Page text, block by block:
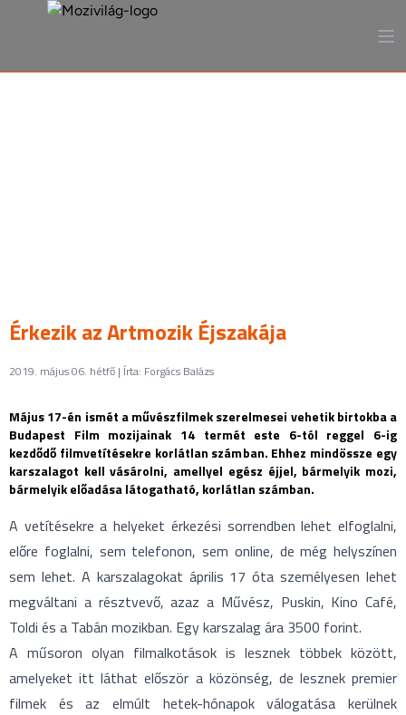
Érkezik az Artmozik Éjszakája
2019. május 06. hétfő | Írta: Forgács Balázs
Május 17-én ismét a művészfilmek szerelmesei vehetik birtokba a
Budapest Film mozijainak 14 termét este 6-tól reggel 6-ig
kezdődő filmvetítésekre korlátlan számban. Ehhez mindössze egy
karszalagot kell vásárolni, amellyel egész éjjel, bármelyik mozi,
bármelyik előadása látogatható, korlátlan számban.
A vetítésekre a helyeket érkezési sorrendben lehet elfoglalni,
előre foglalni, sem telefonon, sem online, de még helyszínen
sem lehet. A karszalagokat április 17 óta személyesen lehet
megváltani a résztvevő, azaz a Művész, Puskin, Kino Café,
Toldi és a Tabán mozikban. Egy karszalag ára 3500 forint.
A műsoron olyan filmalkotások is lesznek többek között,
amelyeket itt láthat először a közönség, de lesznek premier
filmek és az elmúlt hetek-hónapok válogatása kerülnek